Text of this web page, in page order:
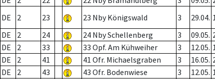
DE
2 23 23 Nby Königswald 3 29.04.
DE
2 24 24 Nby Schellenberg 3 09.05.
DE
2 33 33 Opf. Am Kühweiher 3 12.05.
DE
2 41 41 Ofr. Michaelsgraben 3 16.05.
DE
2 43 43 Ofr. Bodenwiese 3 12.05.